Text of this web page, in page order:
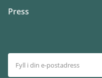
Press